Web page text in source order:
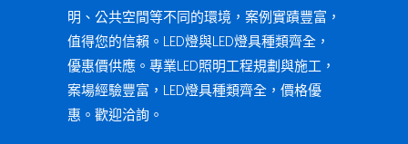
明、公共空間等不同的環境，案例實蹟豐富，
值得您的信賴。LED燈與LED燈具種類齊全，
優惠價供應。專業LED照明工程規劃與施工，
案場經驗豐富，LED燈具種類齊全，價格優
惠。歡迎洽詢。